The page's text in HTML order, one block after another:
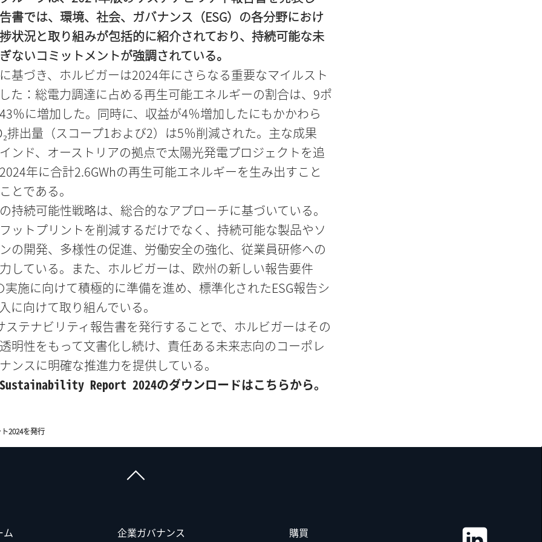
書では、環境、社会、ガバナンス（ESG）の各分野におけ
状況と取り組みが包括的に紹介されており、持続可能な未
ないコミットメントが強調されている。
基づき、ホルビガーは2024年にさらなる重要なマイルスト
た：総電力調達に占める再生可能エネルギーの割合は、9ポ
％に増加した。同時に、収益が4％増加したにもかかわら
排出量（スコープ1および2）は5％削減された。主な成果
ンド、オーストリアの拠点で太陽光発電プロジェクトを追
年に合計2.6GWhの再生可能エネルギーを生み出すこと
とである。
持続可能性戦略は、総合的なアプローチに基づいている。
ットプリントを削減するだけでなく、持続可能な製品やソ
の開発、多様性の促進、労働安全の強化、従業員研修への
している。また、ホルビガーは、欧州の新しい報告要件
実施に向けて積極的に準備を進め、標準化されたESG報告シ
に向けて取り組んでいる。
ステナビリティ報告書を発行することで、ホルビガーはその
明性をもって文書化し続け、責任ある未来志向のコーポレ
ンスに明確な推進力を提供している。
Sustainability Report 2024のダウンロードはこちらから。
2024を発行
ム 企業ガバナンス 購買